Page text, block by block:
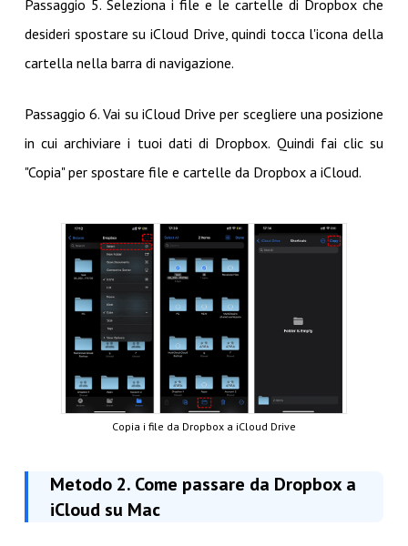
Passaggio 5. Seleziona i file e le cartelle di Dropbox che
desideri spostare su iCloud Drive, quindi tocca l'icona della
cartella nella barra di navigazione.
Passaggio 6. Vai su iCloud Drive per scegliere una posizione
in cui archiviare i tuoi dati di Dropbox. Quindi fai clic su
"Copia" per spostare file e cartelle da Dropbox a iCloud.
Copia i file da Dropbox a iCloud Drive
Metodo 2. Come passare da Dropbox a
iCloud su Mac